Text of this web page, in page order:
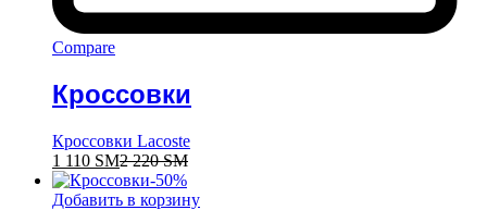
Compare
Кроссовки
Кроссовки Lacoste
1 110 ЅМ2 220ЅМ
-50%
Добавить в корзину